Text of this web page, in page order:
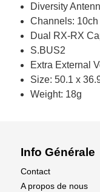
Diversity
Channels:
Dual RX-RX
S.BUS2
Extra External
Size: 50.1 x
Weight: 18g
Info Générale
Contact
A propos de nous